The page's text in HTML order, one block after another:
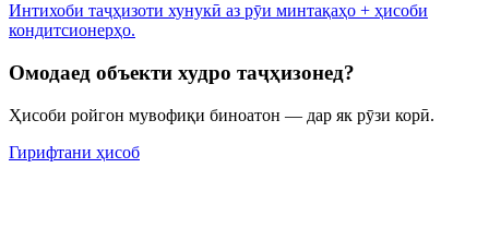
Интихоби таҷҳизоти хунукӣ аз рӯи минтақаҳо + ҳисоби
кондитсионерҳо.
Омодаед объекти худро таҷҳизонед?
Ҳисоби ройгон мувофиқи биноатон — дар як рӯзи корӣ.
Гирифтани ҳисоб